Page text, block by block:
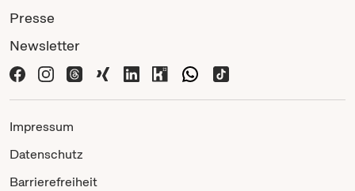
Presse
Newsletter
Impressum
Datenschutz
Barrierefreiheit